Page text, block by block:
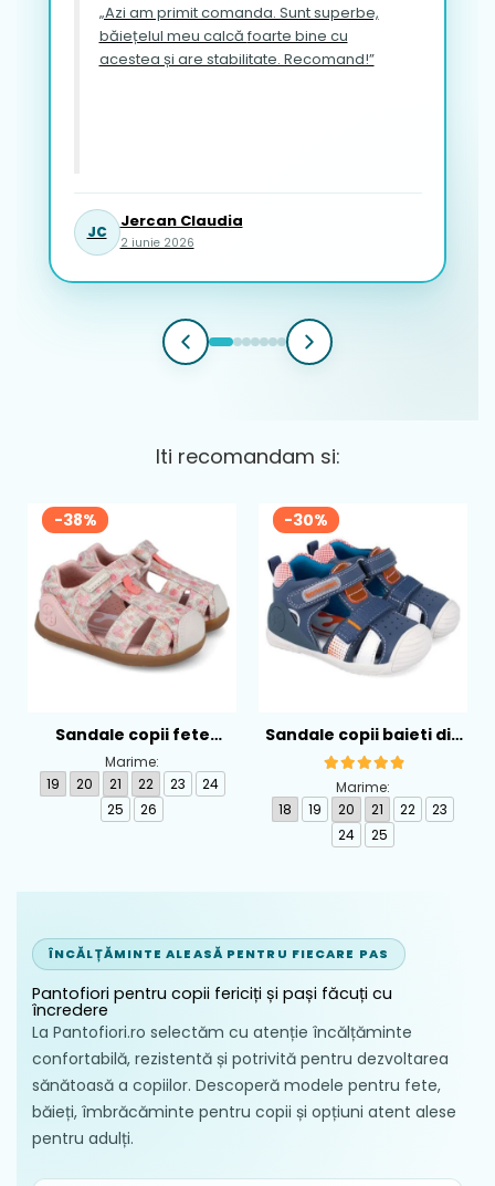
„Azi am primit comanda. Sunt superbe,
băiețelul meu calcă foarte bine cu
acestea și are stabilitate. Recomand!”
JC
Jercan Claudia
2 iunie 2026
Iti recomandam si:
-38%
Sandale copii fete
calapod lat din textil
Biomecanics, Roz -
262193-A103
Marime:
19
20 21 22 23
24
25
26
-30%
Sandale copii baieti din
piele Biomecanics,
Albastru - 262124-A556
Marime:
18
19 20 21 22
23
24
25
ÎNCĂLȚĂMINTE ALEASĂ PENTRU FIECARE PAS
Pantofiori pentru copii fericiți și pași făcuți cu
încredere
La Pantofiori.ro selectăm cu atenție încălțăminte
confortabilă, rezistentă și potrivită pentru dezvoltarea
sănătoasă a copiilor. Descoperă modele pentru fete,
băieți, îmbrăcăminte pentru copii și opțiuni atent alese
pentru adulți.